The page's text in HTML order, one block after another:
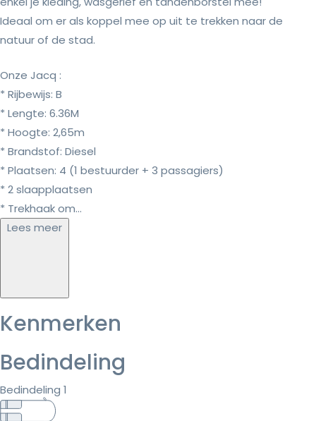
Ideaal om er als koppel mee op uit te trekken naar de
natuur of de stad.
Onze Jacq :
* Rijbewijs: B
* Lengte: 6.36M
* Hoogte: 2,65m
* Brandstof: Diesel
* Plaatsen: 4 (1 bestuurder + 3 passagiers)
* 2 slaapplaatsen
* Trekhaak om...
Lees meer
Kenmerken
Bedindeling
Bedindeling 1